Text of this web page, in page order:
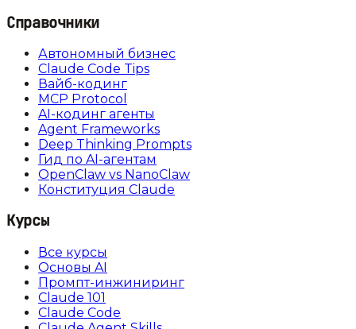
Справочники
Автономный бизнес
Claude Code Tips
Вайб-кодинг
MCP Protocol
AI-кодинг агенты
Agent Frameworks
Deep Thinking Prompts
Гид по AI-агентам
OpenClaw vs NanoClaw
Конституция Claude
Курсы
Все курсы
Основы AI
Промпт-инжиниринг
Claude 101
Claude Code